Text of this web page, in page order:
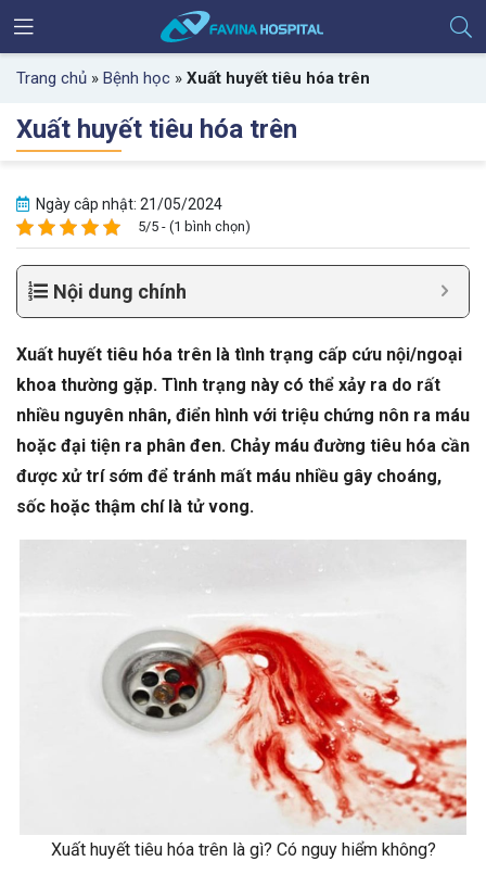
Trang chủ » Bệnh học » Xuất huyết tiêu hóa trên
Xuất huyết tiêu hóa trên
Ngày câp nhật: 21/05/2024
5/5 - (1 bình chọn)
Nội dung chính
Xuất huyết tiêu hóa trên là tình trạng cấp cứu nội/ngoại
khoa thường gặp. Tình trạng này có thể xảy ra do rất
nhiều nguyên nhân, điển hình với triệu chứng nôn ra máu
hoặc đại tiện ra phân đen. Chảy máu đường tiêu hóa cần
được xử trí sớm để tránh mất máu nhiều gây choáng,
sốc hoặc thậm chí là tử vong.
Xuất huyết tiêu hóa trên là gì? Có nguy hiểm không?